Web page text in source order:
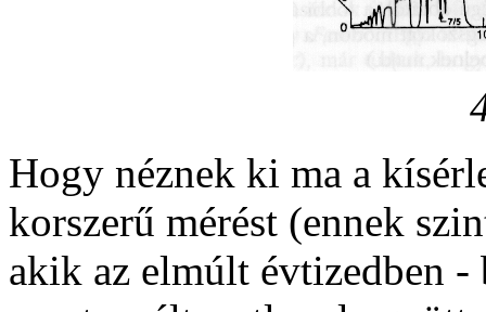
Hogy néznek ki ma a
korszerű mérést (ennek
akik az elmúlt évtizedben -